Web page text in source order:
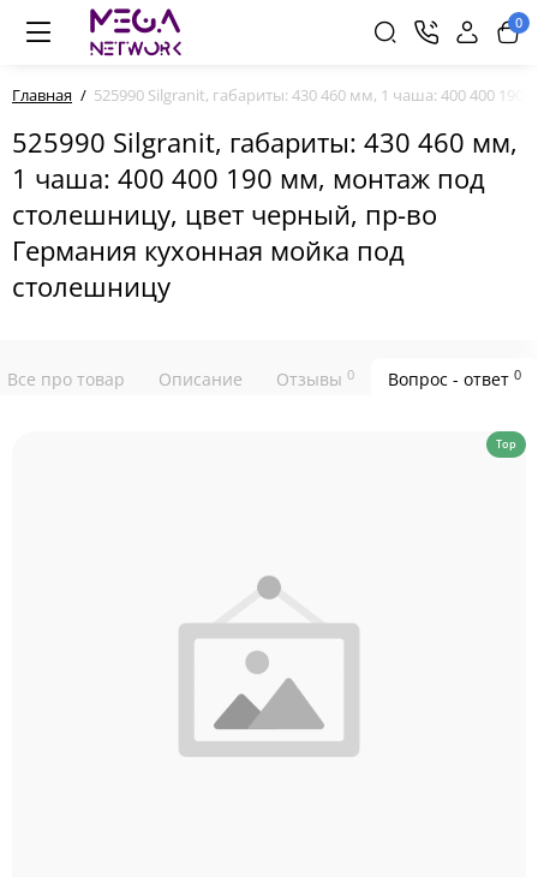
0
Главная 525990 Silgranit, габариты: 430 460 мм, 1 чаша: 400 400
525990 Silgranit, габариты: 430 460 мм,
1 чаша: 400 400 190 мм, монтаж под
столешницу, цвет черный, пр-во
Германия кухонная мойка под
столешницу
Все про товар Описание Отзывы 0 Вопрос - ответ 0
Top